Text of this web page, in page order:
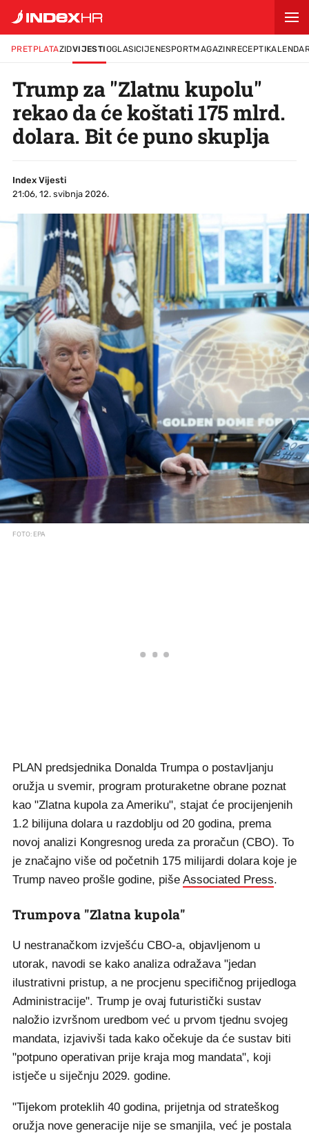
PRETPLATAZIDVIJESTIOGLASICIJENESPORTMAGAZINRECEPTI
Trump za "Zlatnu kupolu"
rekao da će koštati 175 mlrd.
dolara. Bit će puno skuplja
Index Vijesti
21:06, 12. svibnja 2026.
FOTO: EPA
PLAN predsjednika Donalda Trumpa o postavljanju
oružja u svemir, program proturaketne obrane poznat
kao "Zlatna kupola za Ameriku", stajat će procijenjenih
1.2 bilijuna dolara u razdoblju od 20 godina, prema
novoj analizi Kongresnog ureda za proračun (CBO). To
je značajno više od početnih 175 milijardi dolara koje je
Trump naveo prošle godine, piše Associated Press.
Trumpova "Zlatna kupola"
U nestranačkom izvješću CBO-a, objavljenom u
utorak, navodi se kako analiza odražava "jedan
ilustrativni pristup, a ne procjenu specifičnog prijedloga
Administracije". Trump je ovaj futuristički sustav
naložio izvršnom uredbom već u prvom tjednu svojeg
mandata, izjavivši tada kako očekuje da će sustav biti
"potpuno operativan prije kraja mog mandata", koji
istječe u siječnju 2029. godine.
"Tijekom proteklih 40 godina, prijetnja od strateškog
oružja nove generacije nije se smanjila, već je postala